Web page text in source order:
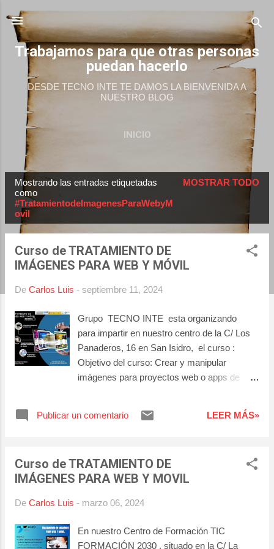
Trabajamos para que otras personas
puedan hacerlo
DESDE TECNO INTE TE DAMOS LA BIENVENIDA A
NUESTRO BLOG
INICIO
t
Mostrando las entradas etiquetadas
como
#TratamientodeImagenesParaWebyM
ovil
MOSTRAR TODO
Curso de TRATAMIENTO DE
IMÁGENES PARA WEB Y MÓVIL
De Carlos Luis - septiembre 11, 2024
Grupo TECNO INTE esta organizando
para impartir en nuestro centro de la C/ Los
Panaderos, 16 en San Isidro, el curso :
Objetivo del curso: Crear y manipular
imágenes para proyectos web o apps de
👉Formación completamente gratuita,
plazas disponibles para trabajadores/as
ocupados/as. 👉Consulta contenidos y
PREINSCRIPCION Información 👀sobre
Publicar un comentario LEER MÁS»
Curso de TRATAMIENTO DE
IMÁGENES PARA WEB Y MOVIL
De Carlos Luis - marzo 06, 2024
En nuestro Centro de Formación TIC
FORMACIÓN 2030 , situado en la C/ La